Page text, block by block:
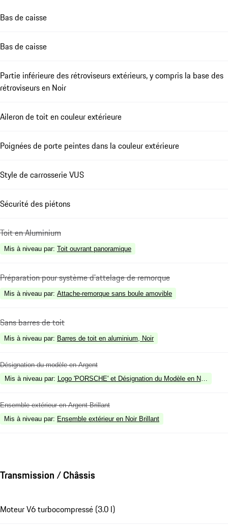
Bas de caisse
Bas de caisse
Partie inférieure des rétroviseurs extérieurs, y compris la base des
rétroviseurs en Noir
Aileron de toit en couleur extérieure
Poignées de porte peintes dans la couleur extérieure
Style de carrosserie VUS
Sécurité des piétons
Toit en Aluminium
Mis à niveau par: Toit ouvrant panoramique
Préparation pour système d'attelage de remorque
Mis à niveau par: Attache-remorque sans boule amovible
Sans barres de toit
Mis à niveau par: Barres de toit en aluminium, Noir
Désignation du modèle en Argent
Mis à niveau par: Logo 'PORSCHE' et Désignation du Modèle en Noir
Ensemble extérieur en Argent Brillant
Mis à niveau par: Ensemble extérieur en Noir Brillant
Transmission / Châssis
Moteur V6 turbocompressé (3.0 l)